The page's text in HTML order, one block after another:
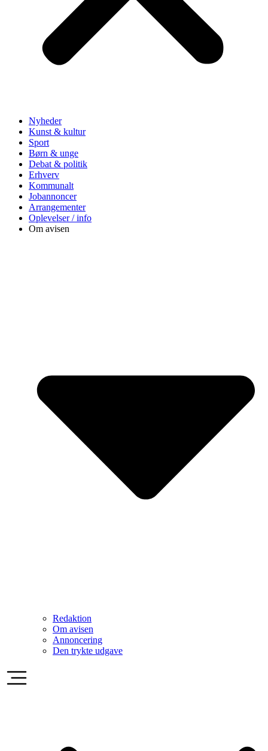
Nyheder
Kunst & kultur
Sport
Børn & unge
Debat & politik
Erhverv
Kommunalt
Jobannoncer
Arrangementer
Oplevelser / info
Om avisen
Redaktion
Om avisen
Annoncering
Den trykte udgave